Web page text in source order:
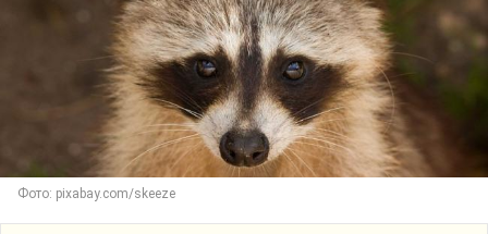
Фото: pixabay.com/skeeze